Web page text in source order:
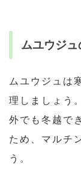
ムユウジ
ムユウジュは
理しましょう
外でも冬越で
ため、マルチ
う。